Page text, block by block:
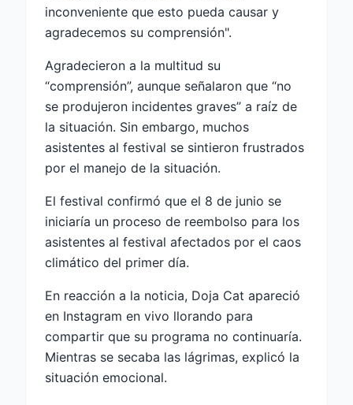
inconveniente que esto pueda causar y
agradecemos su comprensión".
Agradecieron a la multitud su
“comprensión”, aunque señalaron que “no
se produjeron incidentes graves” a raíz de
la situación. Sin embargo, muchos
asistentes al festival se sintieron frustrados
por el manejo de la situación.
El festival confirmó que el 8 de junio se
iniciaría un proceso de reembolso para los
asistentes al festival afectados por el caos
climático del primer día.
En reacción a la noticia, Doja Cat apareció
en Instagram en vivo llorando para
compartir que su programa no continuaría.
Mientras se secaba las lágrimas, explicó la
situación emocional.